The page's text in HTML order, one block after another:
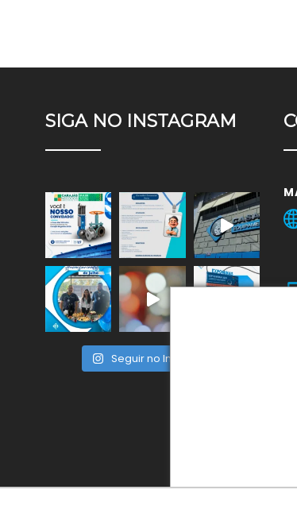
SIGA NO INSTAGRAM
Seguir no Instagram